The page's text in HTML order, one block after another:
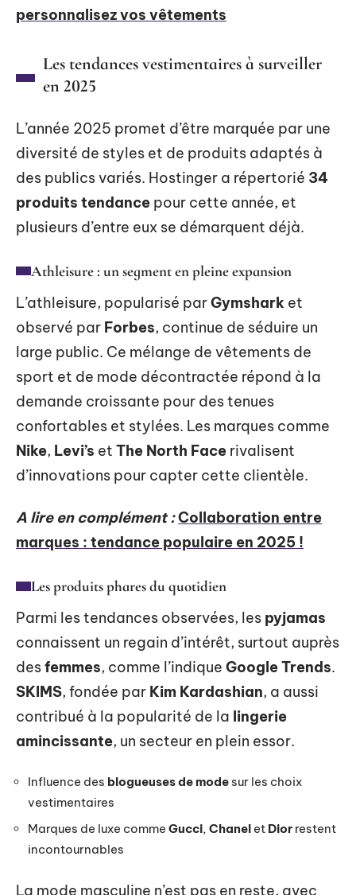
personnalisez vos vêtements
Les tendances vestimentaires à surveiller
en 2025
L’année 2025 promet d’être marquée par une
diversité de styles et de produits adaptés à
des publics variés. Hostinger a répertorié 34
produits tendance pour cette année, et
plusieurs d’entre eux se démarquent déjà.
Athleisure : un segment en pleine expansion
L’athleisure, popularisé parGymshark et
observé par Forbes, continue de séduire un
large public. Ce mélange de vêtements de
sport et de mode décontractée répond à la
demande croissante pour des tenues
confortables et stylées. Les marques comme
Nike, Levi’s et The North Face rivalisent
d’innovations pour capter cette clientèle.
A lire en complément :Collaboration entre
marques : tendance populaire en 2025 !
Les produits phares du quotidien
Parmi les tendances observées, les pyjamas
connaissent un regain d’intérêt, surtout auprès
desfemmes, comme l’indique Google Trends.
SKIMS, fondée par Kim Kardashian, a aussi
contribué à la popularité de la lingerie
amincissante, un secteur en plein essor.
Influence des blogueuses de mode sur les choix
vestimentaires
Marques de luxe comme Gucci, Chanel et Dior restent
incontournables
La mode masculine n’est pas en reste, avec